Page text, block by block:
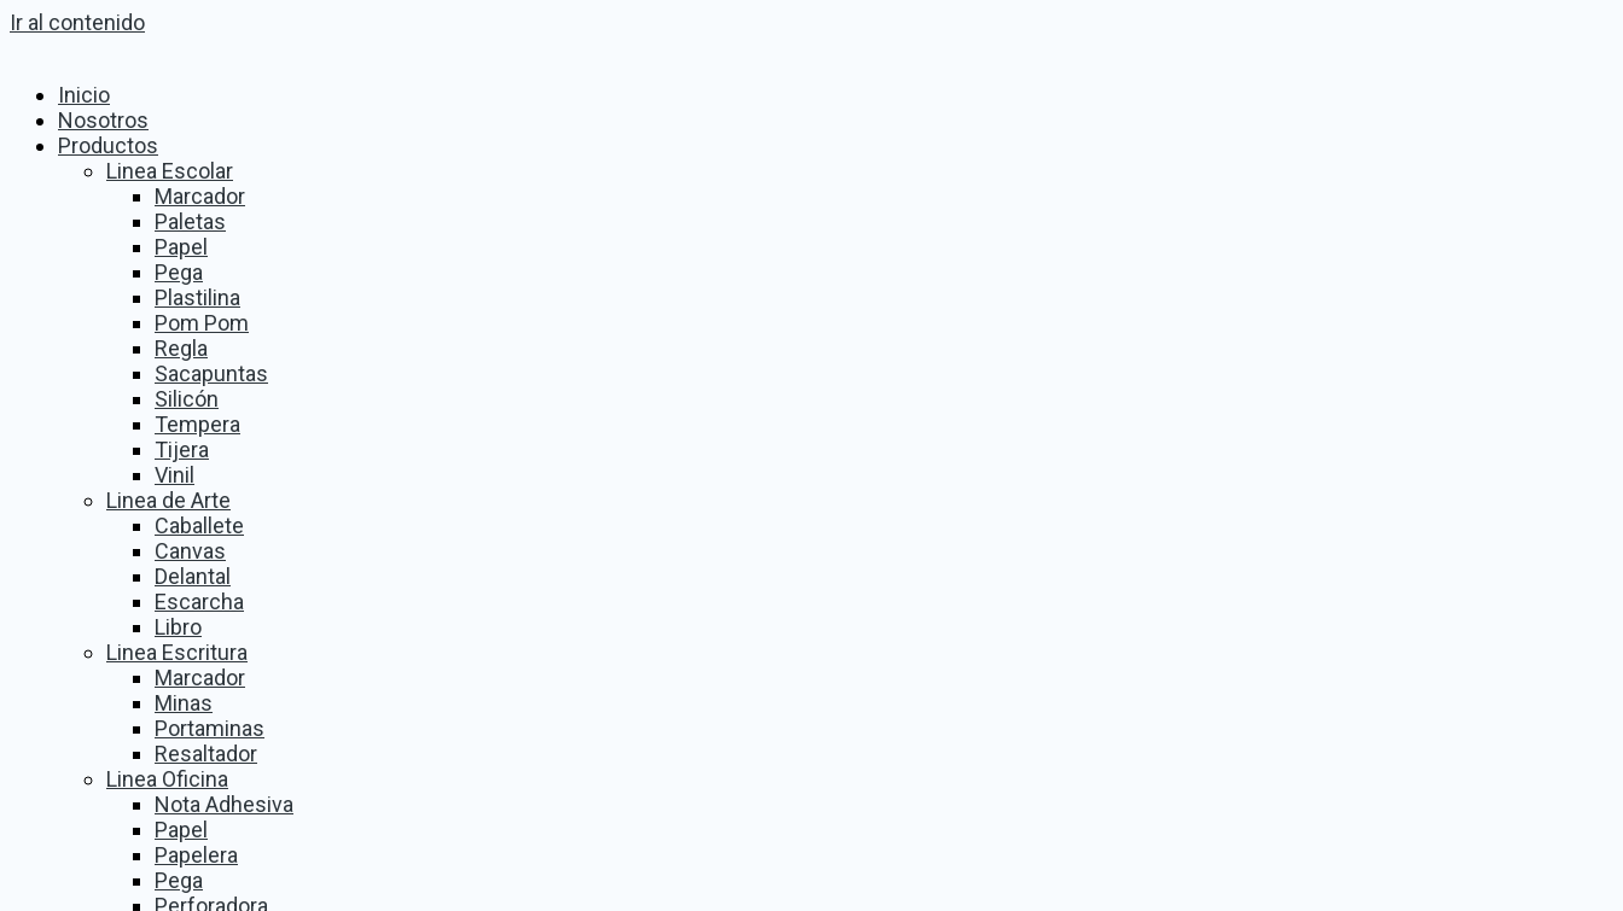
Ir al contenido
Inicio
Nosotros
Productos
Linea Escolar
Marcador
Paletas
Papel
Pega
Plastilina
Pom Pom
Regla
Sacapuntas
Silicón
Tempera
Tijera
Vinil
Linea de Arte
Caballete
Canvas
Delantal
Escarcha
Libro
Linea Escritura
Marcador
Minas
Portaminas
Resaltador
Linea Oficina
Nota Adhesiva
Papel
Papelera
Pega
Perforadora